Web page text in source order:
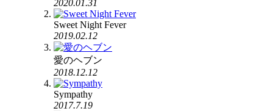
2020.01.31
Sweet Night Fever
2019.02.12
愛のヘブン
2018.12.12
Sympathy
2017.7.19